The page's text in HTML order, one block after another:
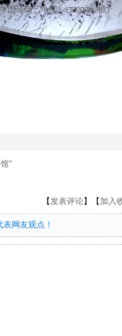
"
【发表评论】【 加入
网友观点！